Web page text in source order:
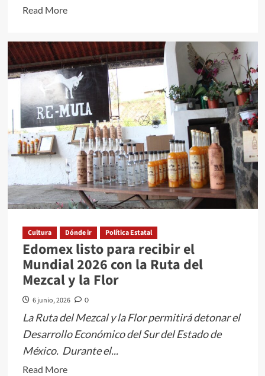
Read MoreRead
about
Se
viste
de
verde
la
Plaza
de
los
Mártires
con
la
futbolera
de
la
afición
toluqueña
Cultura Dónde ir Política Estatal
Edomex listo para recibir el
Mundial 2026 con la Ruta del
Mezcal y la Flor
6 junio, 2026 0
La Ruta del Mezcal y la Flor permitirá detonar el
Desarrollo Económico del Sur del Estado de
México. Durante el...
Read MoreRead